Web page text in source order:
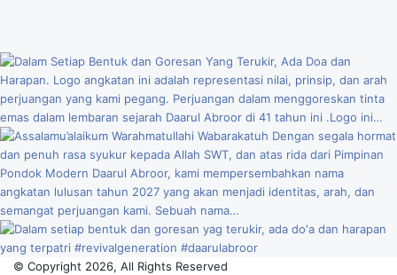
© Copyright 2026, All Rights Reserved